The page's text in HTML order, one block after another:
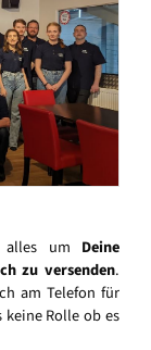
alles um Deine
zu versenden.
am Telefon für
Rolle ob es